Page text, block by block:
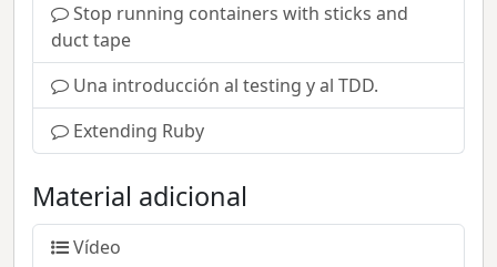
Stop running containers with sticks and
duct tape
Una introducción al testing y al TDD.
Extending Ruby
Material adicional
Vídeo